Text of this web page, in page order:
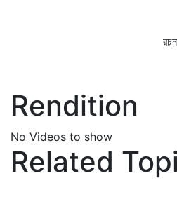
Rendition
No Videos to show
Related